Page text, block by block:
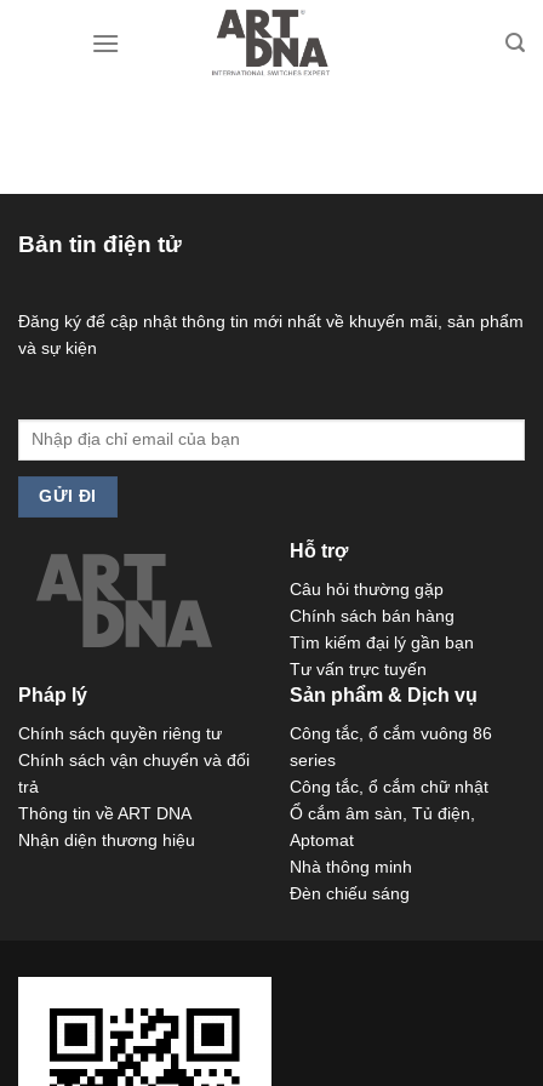
Bản tin điện tử
Đăng ký để cập nhật thông tin mới nhất về khuyến mãi, sản phẩm
và sự kiện
Hỗ trợ
Câu hỏi thường gặp
Chính sách bán hàng
Tìm kiếm đại lý gần bạn
Tư vấn trực tuyến
Pháp lý
Chính sách quyền riêng tư
Chính sách vận chuyển và đổi
trả
Thông tin về ART DNA
Nhận diện thương hiệu
Sản phẩm & Dịch vụ
Công tắc, ổ cắm vuông 86
series
Công tắc, ổ cắm chữ nhật
Ổ cắm âm sàn, Tủ điện,
Aptomat
Nhà thông minh
Đèn chiếu sáng